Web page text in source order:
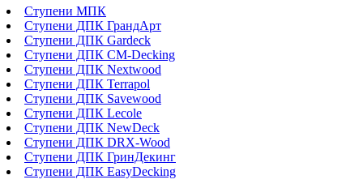
Ступени МПК
Ступени ДПК ГрандАрт
Ступени ДПК Gardeck
Ступени ДПК CM-Decking
Ступени ДПК Nextwood
Ступени ДПК Terrapol
Ступени ДПК Savewood
Ступени ДПК Lecole
Ступени ДПК NewDeck
Ступени ДПК DRX-Wood
Ступени ДПК ГринДекинг
Ступени ДПК EasyDecking